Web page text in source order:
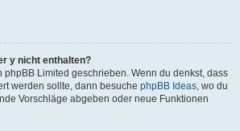
y nicht enthalten?
phpBB Limited geschrieben. Wenn du denkst, dass
werden sollte, dann besuche phpBB Ideas, wo du
Vorschläge abgeben oder neue Funktionen